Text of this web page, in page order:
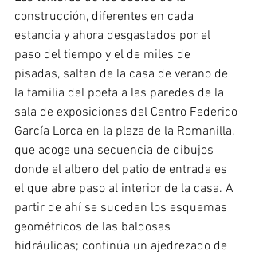
construcción, diferentes en cada
estancia y ahora desgastados por el
paso del tiempo y el de miles de
pisadas, saltan de la casa de verano de
la familia del poeta a las paredes de la
sala de exposiciones del Centro Federico
García Lorca en la plaza de la Romanilla,
que acoge una secuencia de dibujos
donde el albero del patio de entrada es
el que abre paso al interior de la casa. A
partir de ahí se suceden los esquemas
geométricos de las baldosas
hidráulicas; continúa un ajedrezado de